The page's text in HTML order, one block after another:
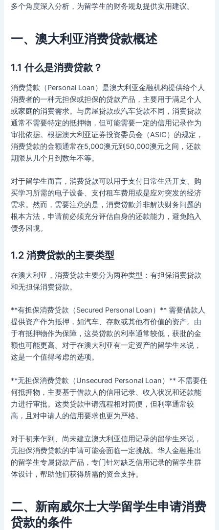
多个角度深入分析，为留学生的财务规划提供实用建议。
一、澳大利亚消费贷款概述
1.1 什么是消费贷款？
消费贷款（Personal Loan）是澳大利亚金融机构提供给个人
消费者的一种无担保或担保的贷款产品，主要用于满足个人
或家庭的消费需求。与房屋贷款或汽车贷款不同，消费贷款
通常不需要特定的抵押物，但可能需要一定的信用记录作为
审批依据。根据澳大利亚证券投资委员会（ASIC）的规定，
消费贷款的金额通常在5,000澳元到50,000澳元之间，还款
期限从几个月到数年不等。
对于留学生而言，消费贷款可以用于支付日常生活开支、购
买学习所需的电子设备、支付租车费用或是应对突发的经济
需求。然而，需要注意的是，消费贷款并非解决财务问题的
根本方法，申请前必须充分评估自身的还款能力，避免陷入
债务困境。
1.2 消费贷款的主要类型
在澳大利亚，消费贷款主要分为两种类型：有担保消费贷款
和无担保消费贷款。
**有担保消费贷款（Secured Personal Loan）** 需要借款人
提供资产作为抵押，如汽车、存款或其他有价值的资产。由
于有抵押物作为保障，这类贷款的利率通常较低，获批的金
额也可能更高。对于在澳大利亚有一定资产的留学生来说，
这是一个值得考虑的选项。
**无担保消费贷款（Unsecured Personal Loan）** 不需要任
何抵押物，主要基于借款人的信用记录、收入状况和还款能
力进行审批。这类贷款申请流程相对简便，但利率通常较
高，且对申请人的信用要求也更为严格。
对于初来乍到、尚未建立澳大利亚信用记录的留学生来说，
无担保消费贷款的申请可能会面临一定挑战。华人金融推出
的留学生专属贷款产品，专门针对缺乏信用记录的留学生群
体设计，帮助他们获得所需的资金支持。
二、新南威尔士大学留学生申请消费
贷款的条件